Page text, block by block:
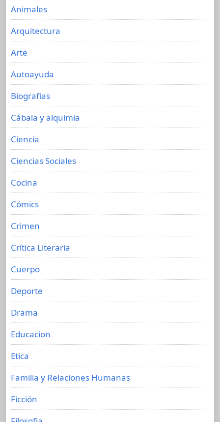
Animales
Arquitectura
Arte
Autoayuda
Biografias
Cábala y alquimia
Ciencia
Ciencias Sociales
Cocina
Cómics
Crimen
Crítica Literaria
Cuerpo
Deporte
Drama
Educacion
Etica
Familia y Relaciones Humanas
Ficción